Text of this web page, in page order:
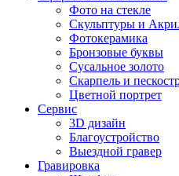
Фото на стекле
Скульптуры и
Фотокерамика
Бронзовые буквы
Сусальное золото
Скарпель и
Цветной портрет
Сервис
3D дизайн
Благоустройство
Выездной гравер
Гравировка